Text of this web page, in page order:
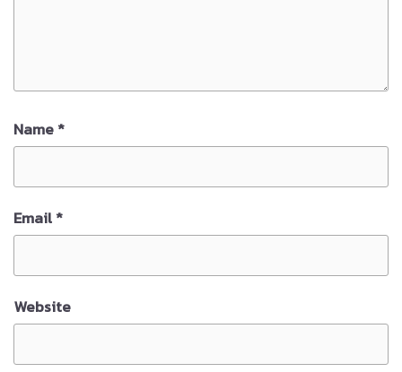
Name*
Email*
Website